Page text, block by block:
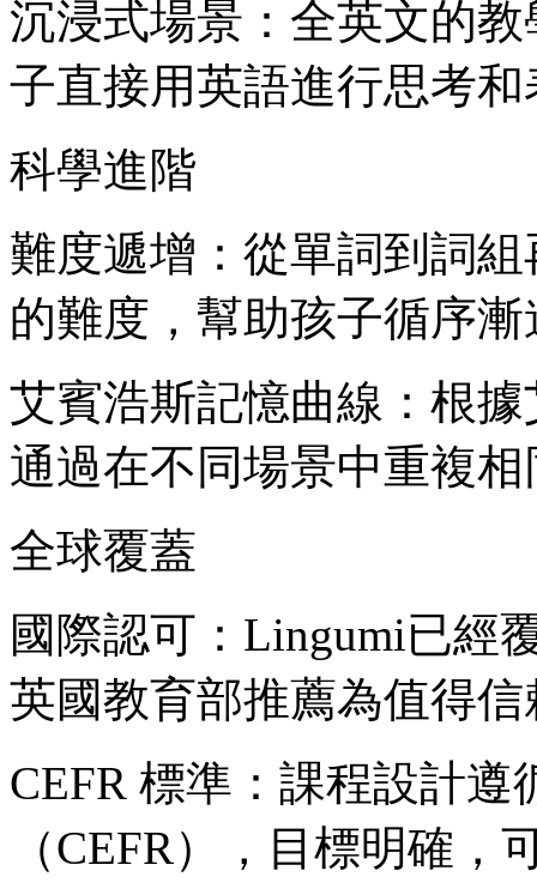
沉浸式場景：全英文的
子直接用英語進行思考和
科學進階
難度遞增：從單詞到詞
的難度，幫助孩子循序
艾賓浩斯記憶曲線：根
通過在不同場景中重複
全球覆蓋
國際認可：Lingumi已經
英國教育部推薦為值得
CEFR 標準：課程設計
（CEFR），目標明確，